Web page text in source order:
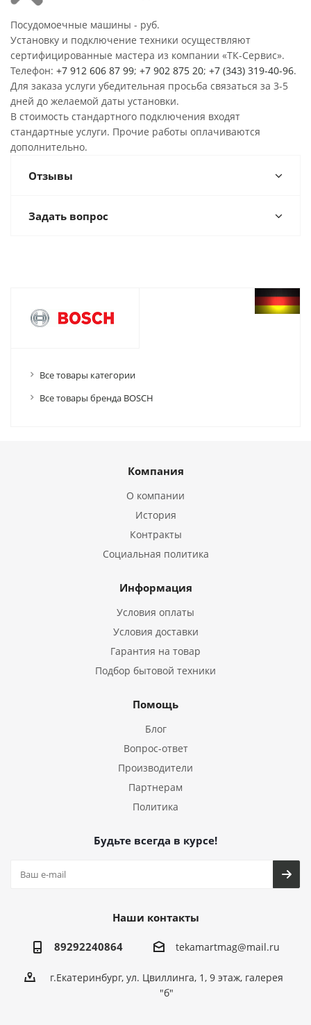
Посудомоечные машины - руб.
Установку и подключение техники осуществляют
сертифицированные мастера из компании «ТК-Сервис».
Телефон: +7 912 606 87 99; +7 902 875 20; +7 (343) 319-40-96.
Для заказа услуги убедительная просьба связаться за 3-5
дней до желаемой даты установки.
В стоимость стандартного подключения входят
стандартные услуги. Прочие работы оплачиваются
дополнительно.
Отзывы
Задать вопрос
Все товары категории
Все товары бренда BOSCH
Компания
О компании
История
Контракты
Социальная политика
Информация
Условия оплаты
Условия доставки
Гарантия на товар
Подбор бытовой техники
Помощь
Блог
Вопрос-ответ
Производители
Партнерам
Политика
Будьте всегда в курсе!
Наши контакты
89292240864 tekamartmag@mail.ru
г.Екатеринбург, ул. Цвиллинга, 1, 9 этаж, галерея
"б"